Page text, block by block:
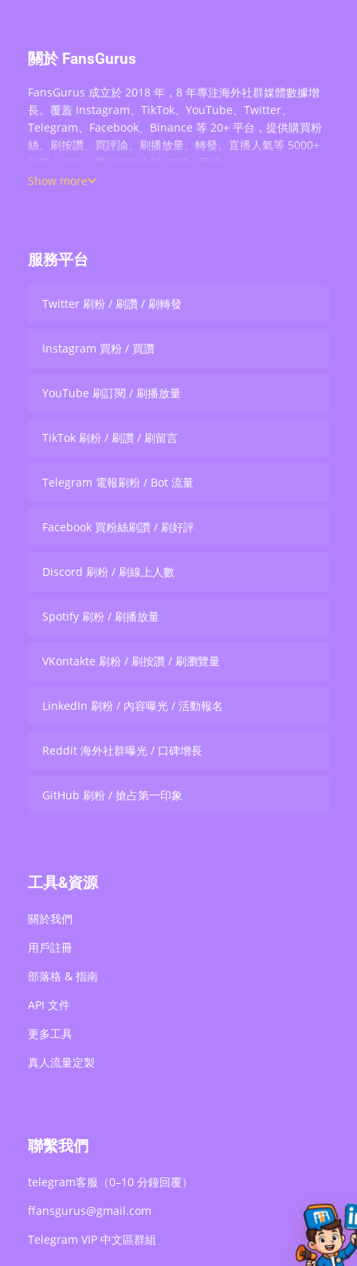
關於 FansGurus
FansGurus 成立於 2018 年，8 年專注海外社群媒體數據增
長。覆蓋 Instagram、TikTok、YouTube、Twitter、
Telegram、Facebook、Binance 等 20+ 平台，提供購買粉
絲、刷按讚、買評論、刷播放量、轉發、直播人氣等 5000+
種真人服務，累計服務全球 20萬+ 用戶。
Show more
服務平台
Twitter 刷粉 / 刷讚 / 刷轉發
Instagram 買粉 / 買讚
YouTube 刷訂閱 / 刷播放量
TikTok 刷粉 / 刷讚 / 刷留言
Telegram 電報刷粉 / Bot 流量
Facebook 買粉絲刷讚 / 刷好評
Discord 刷粉 / 刷線上人數
Spotify 刷粉 / 刷播放量
VKontakte 刷粉 / 刷按讚 / 刷瀏覽量
LinkedIn 刷粉 / 內容曝光 / 活動報名
Reddit 海外社群曝光 / 口碑增長
GitHub 刷粉 / 搶占第一印象
工具&資源
關於我們
用戶註冊
部落格 & 指南
API 文件
更多工具
真人流量定製
聯繫我們
telegram客服（0–10 分鐘回覆）
ffansgurus@gmail.com
Telegram VIP 中文區群組